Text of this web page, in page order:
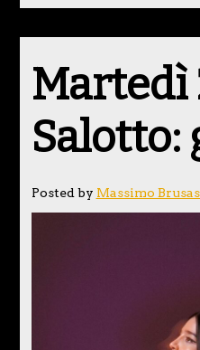
Martedì
Salotto:
Posted by Massimo